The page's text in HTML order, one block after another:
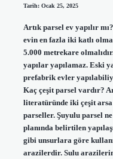
Tarih: Ocak 25, 2025
Artık parsel ev yapılır
evin en fazla iki katlı
5.000 metrekare
yapılar yapılamaz. Eski
prefabrik evler
Kaç çeşit parsel vardır?
literatüründe iki çeşit
parseller. Şuyulu parsel
planında belirtilen
gibi unsurlara göre
arazilerdir. Sulu